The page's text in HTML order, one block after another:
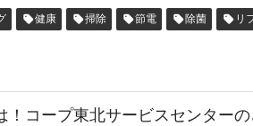
健康 掃除 節電 除菌 リ
！コープ東北サービスセンター